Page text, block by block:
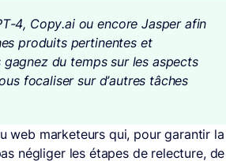
4, Copy.ai ou encore Jasper afin
produits pertinentes et
du temps sur les aspects
focaliser sur d’autres tâches
web marketeurs qui, pour garantir la
négliger les étapes de relecture, de